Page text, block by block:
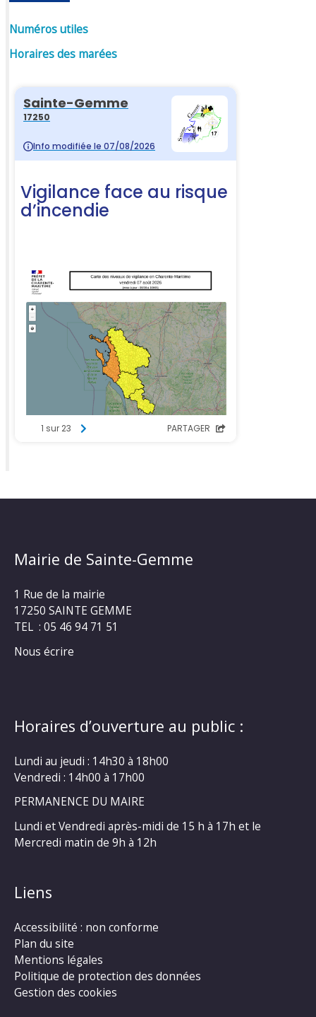
Numéros utiles
Horaires des marées
Mairie de Sainte-Gemme
1 Rue de la mairie
17250 SAINTE GEMME
TEL : 05 46 94 71 51
Nous écrire
Horaires d’ouverture au public :
Lundi au jeudi : 14h30 à 18h00
Vendredi : 14h00 à 17h00
PERMANENCE DU MAIRE
Lundi et Vendredi après-midi de 15 h à 17h et le
Mercredi matin de 9h à 12h
Liens
Accessibilité : non conforme
Plan du site
Mentions légales
Politique de protection des données
Gestion des cookies